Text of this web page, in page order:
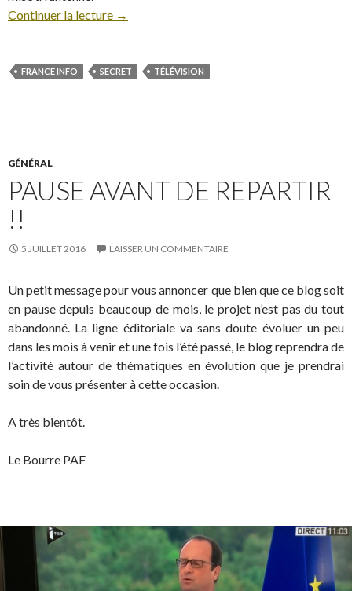
Continuer la lecture →
FRANCE INFO SECRET TÉLÉVISION
GÉNÉRAL
PAUSE AVANT DE REPARTIR
!!
5 JUILLET 2016 LAISSER UN COMMENTAIRE
Un petit message pour vous annoncer que bien que ce blog soit
en pause depuis beaucoup de mois, le projet n’est pas du tout
abandonné. La ligne éditoriale va sans doute évoluer un peu
dans les mois à venir et une fois l’été passé, le blog reprendra de
l’activité autour de thématiques en évolution que je prendrai
soin de vous présenter à cette occasion.
A très bientôt.
Le Bourre PAF